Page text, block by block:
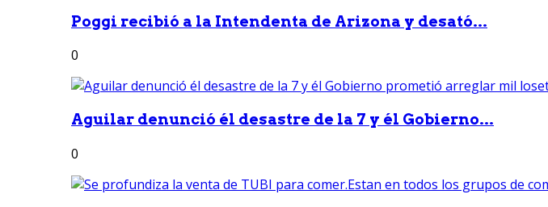
Poggi recibió a la Intendenta de Arizona y desató...
0
Aguilar denunció él desastre de la 7 y él Gobierno...
0